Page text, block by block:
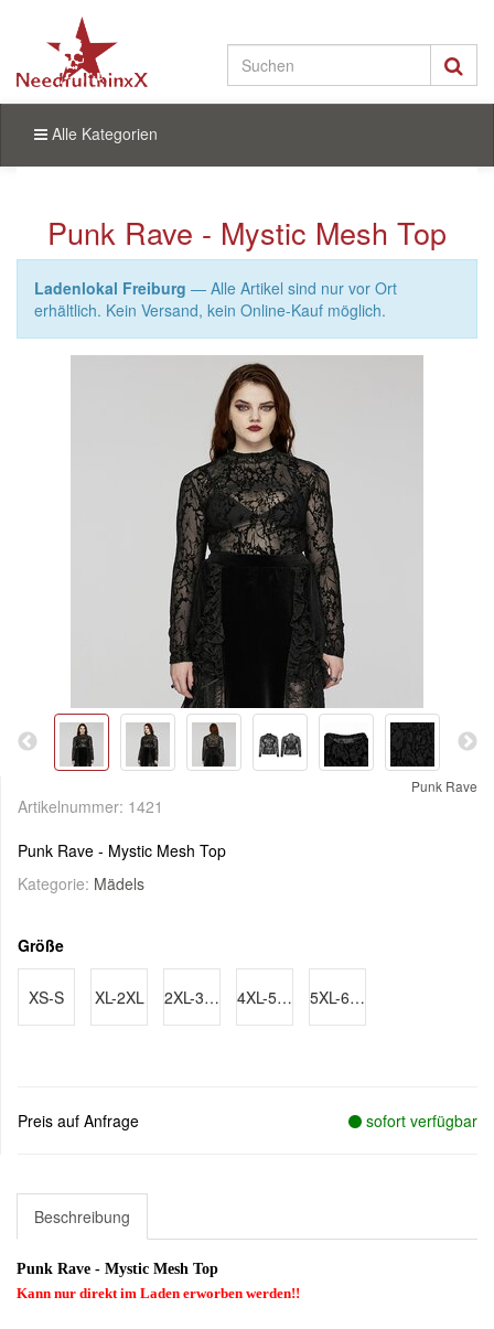
Alle Kategorien
Punk Rave - Mystic Mesh Top
Ladenlokal Freiburg — Alle Artikel sind nur vor Ort
erhältlich. Kein Versand, kein Online-Kauf möglich.
Punk Rave
Artikelnummer: 1421
Punk Rave - Mystic Mesh Top
Kategorie: Mädels
Größe
XS-S XL-2XL 2XL-3XL 4XL-5XL 5XL-6XL
Preis auf Anfrage sofort verfügbar
Beschreibung
Punk Rave - Mystic Mesh Top
Kann nur direkt im Laden erworben werden!!